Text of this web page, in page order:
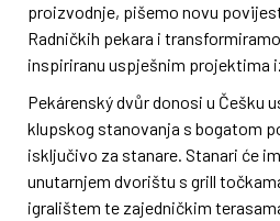
proizvodnje, pišemo novu
Radničkih pekara i
inspiriranu uspješnim projektima
Pekárenský dvůr donosi u Češku
klupskog stanovanja s bogatom
isključivo za stanare. Stanari će
unutarnjem dvorištu s grill
igralištem te zajedničkim